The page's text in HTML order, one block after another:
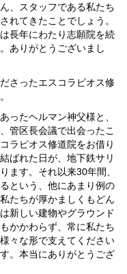
、スタッフである私たち
れてきたことでしょう。
長年にわたり志願院を続
ありがとうございまし
さったエスコラピオス修
ったヘルマン神父様と、
管区長会議で出会ったこ
ラピオス修道院をお借り
ばれた日が、地下鉄サリ
ます。それ以来30年間、
という、他にあまり例の
たちが厚かましくもどん
新しい建物やグラウンド
かかわらず、常に私たち
々な形で支えてください
。本当にありがとうござ